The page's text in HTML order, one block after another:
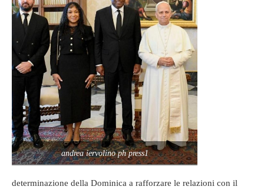
andrea iervolino ph press1
determinazione della Dominica a rafforzare le relazioni con il